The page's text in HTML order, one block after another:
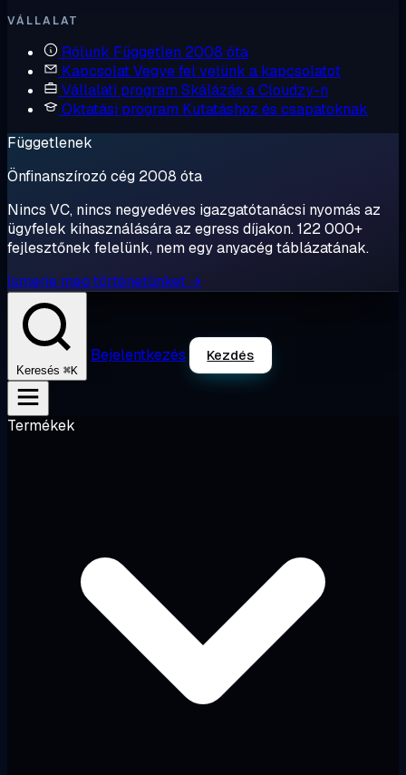
VÁLLALAT
Rólunk Független 2008 óta
KapcsolatVegye fel velünk a kapcsolatot
Vállalati program Skálázás a Cloudzy-n
Oktatási program Kutatáshoz és csapatoknak
Függetlenek
Önfinanszírozó cég 2008 óta
Nincs VC, nincs negyedéves igazgatótanácsi nyomás az
ügyfelek kihasználására az egress díjakon. 122 000+
fejlesztőnek felelünk, nem egy anyacég táblázatának.
Ismerje meg történetünket →
Keresés ⌘K
Bejelentkezés Kezdés
Termékek